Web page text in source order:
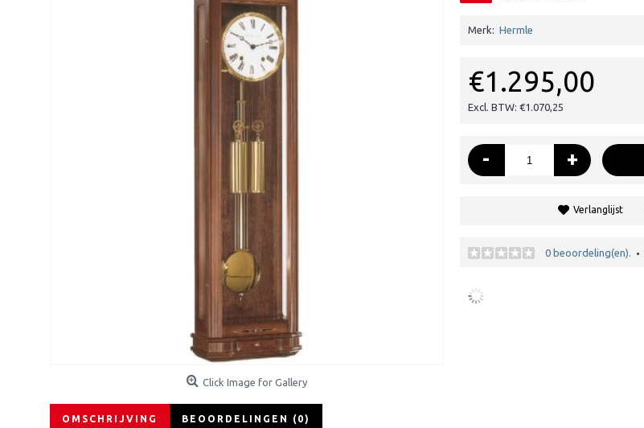
Click Image for Gallery
Merk: Hermle
€1.295,00
Excl. BTW: €1.070,25
- +
Verlanglijst
0 beoordeling(en). •
OMSCHRIJVING BEOORDELINGEN (0)